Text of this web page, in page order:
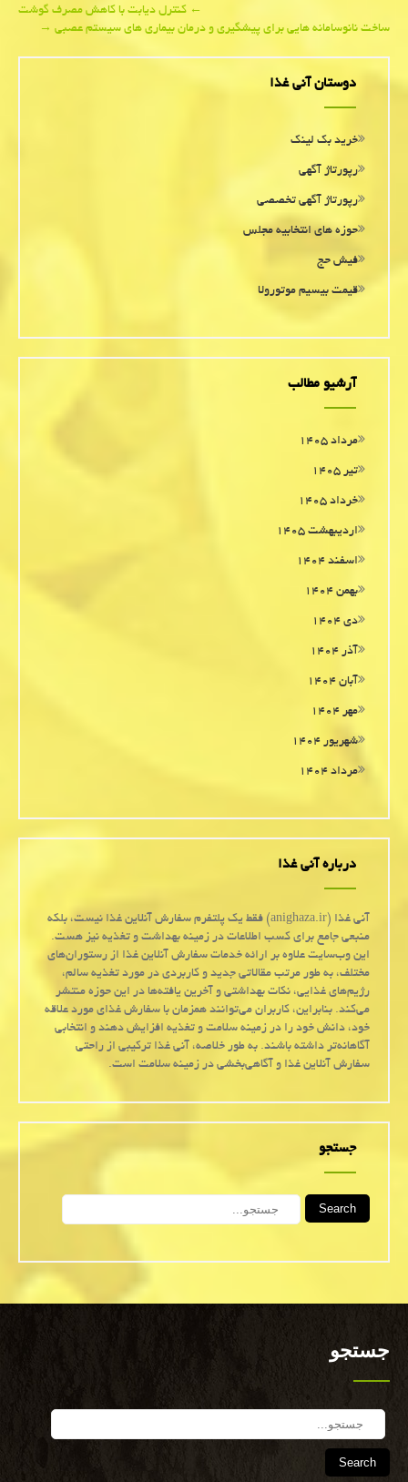
navigation
←كنترل دیابت با كاهش مصرف گوشت
ساخت نانوسامانه هایی برای پیشگیری و درمان بیماری های سیستم عصبی→
دوستان آنی غذا
خرید بک لینک
رپورتاژ آگهی
رپورتاژ آگهی تخصصی
حوزه های انتخابیه مجلس
فیش حج
قیمت بیسیم موتورولا
آرشیو مطالب
مرداد ۱۴۰۵
تیر ۱۴۰۵
خرداد ۱۴۰۵
اردیبهشت ۱۴۰۵
اسفند ۱۴۰۴
بهمن ۱۴۰۴
دی ۱۴۰۴
آذر ۱۴۰۴
آبان ۱۴۰۴
مهر ۱۴۰۴
شهریور ۱۴۰۴
مرداد ۱۴۰۴
درباره آنی غذا
آنی غذا (anighaza.ir) فقط یک پلتفرم سفارش آنلاین غذا نیست، بلکه
منبعی جامع برای کسب اطلاعات در زمینه بهداشت و تغذیه نیز هست.
این وب‌سایت علاوه بر ارائه خدمات سفارش آنلاین غذا از رستوران‌های
مختلف، به طور مرتب مقالاتی جدید و کاربردی در مورد تغذیه سالم،
رژیم‌های غذایی، نکات بهداشتی و آخرین یافته‌ها در این حوزه منتشر
می‌کند. بنابراین، کاربران می‌توانند همزمان با سفارش غذای مورد علاقه
خود، دانش خود را در زمینه سلامت و تغذیه افزایش دهند و انتخابی
آگاهانه‌تر داشته باشند. به طور خلاصه، آنی غذا ترکیبی از راحتی
سفارش آنلاین غذا و آگاهی‌بخشی در زمینه سلامت است.
جستجو
Search
جستجو
Search